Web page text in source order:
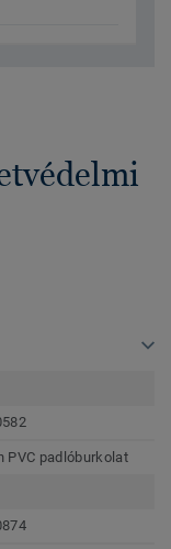
PVC padlóburkolat